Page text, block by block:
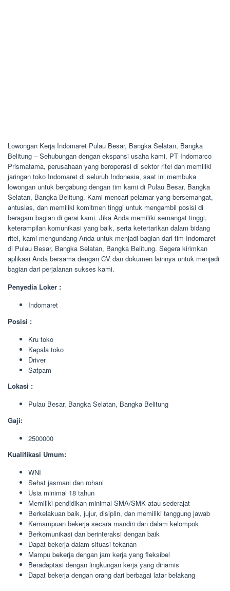
Lowongan Kerja Indomaret Pulau Besar, Bangka Selatan, Bangka
Belitung – Sehubungan dengan ekspansi usaha kami, PT Indomarco
Prismatama, perusahaan yang beroperasi di sektor ritel dan memiliki
jaringan toko Indomaret di seluruh Indonesia, saat ini membuka
lowongan untuk bergabung dengan tim kami di Pulau Besar, Bangka
Selatan, Bangka Belitung. Kami mencari pelamar yang bersemangat,
antusias, dan memiliki komitmen tinggi untuk mengambil posisi di
beragam bagian di gerai kami. Jika Anda memiliki semangat tinggi,
keterampilan komunikasi yang baik, serta ketertarikan dalam bidang
ritel, kami mengundang Anda untuk menjadi bagian dari tim Indomaret
di Pulau Besar, Bangka Selatan, Bangka Belitung. Segera kirimkan
aplikasi Anda bersama dengan CV dan dokumen lainnya untuk menjadi
bagian dari perjalanan sukses kami.
Penyedia Loker :
Indomaret
Posisi :
Kru toko
Kepala toko
Driver
Satpam
Lokasi :
Pulau Besar, Bangka Selatan, Bangka Belitung
Gaji:
2500000
Kualifikasi Umum:
WNI
Sehat jasmani dan rohani
Usia minimal 18 tahun
Memiliki pendidikan minimal SMA/SMK atau sederajat
Berkelakuan baik, jujur, disiplin, dan memiliki tanggung jawab
Kemampuan bekerja secara mandiri dan dalam kelompok
Berkomunikasi dan berinteraksi dengan baik
Dapat bekerja dalam situasi tekanan
Mampu bekerja dengan jam kerja yang fleksibel
Beradaptasi dengan lingkungan kerja yang dinamis
Dapat bekerja dengan orang dari berbagai latar belakang